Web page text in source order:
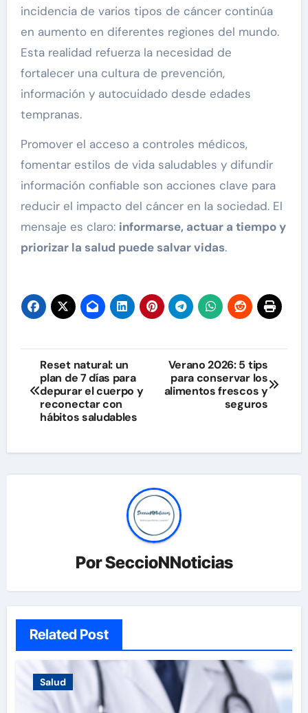
incidencia de varios tipos de cáncer continúa
en aumento en diferentes regiones del mundo.
Esta realidad refuerza la necesidad de
fortalecer una cultura de prevención,
información y autocuidado desde edades
tempranas.
Promover el acceso a controles médicos,
fomentar estilos de vida saludables y difundir
información confiable son acciones clave para
reducir el impacto del cáncer en la sociedad. El
mensaje es claro: informarse, actuar a tiempo y
priorizar la salud puede salvar vidas.
Navegación
de
entradas
Reset natural: un
plan de 7 días para
depurar el cuerpo y
reconectar con
hábitos saludables
Verano 2026: 5 tips
para conservar los
alimentos frescos y
seguros
PorSeccioNNoticias
Related Post
Salud